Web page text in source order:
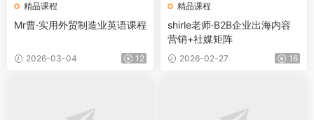
精品课程
Mr曹·实用外贸制造业英语课程
2026-03-04 12
精品课程
shirle老师·B2B企业出海内容
营销+社媒矩阵
2026-02-27 16